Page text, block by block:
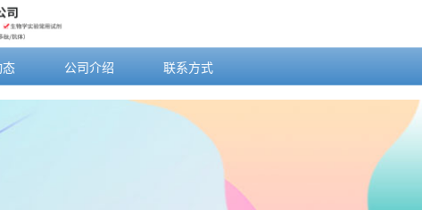
态 公司介绍 联系方式